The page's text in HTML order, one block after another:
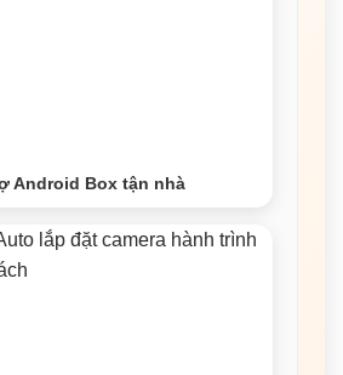
Android Box tận nhà